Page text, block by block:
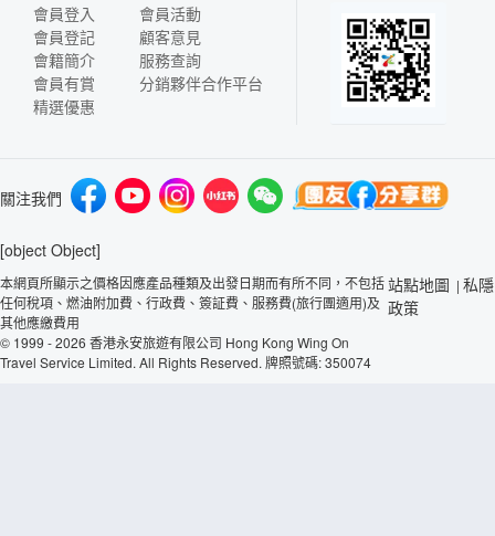
會員登入
會員登記
會籍簡介
會員有賞
精選優惠
會員活動
顧客意見
服務查詢
分銷夥伴合作平台
關注我們
[object Object]
本網頁所顯示之價格因應產品種類及出發日期而有所不同，不包括
任何稅項、燃油附加費、行政費、簽証費、服務費(旅行團適用)及
其他應繳費用
© 1999 - 2026 香港永安旅遊有限公司 Hong Kong Wing On
Travel Service Limited. All Rights Reserved. 牌照號碼: 350074
站點地圖 | 私隱
政策